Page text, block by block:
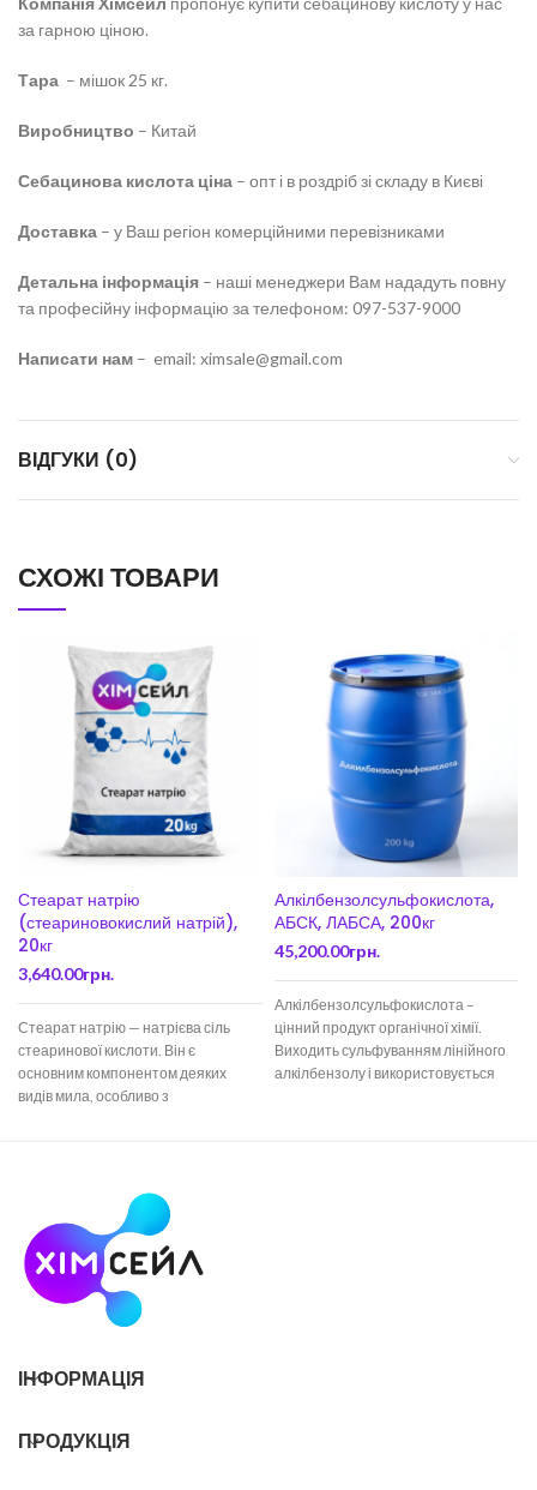
за гарною ціною.
Тара – мішок 25 кг.
Виробництво – Китай
Себацинова кислота ціна – опт і в роздріб зі складу в Києві
Доставка – у Ваш регіон комерційними перевізниками
Детальна інформація – наші менеджери Вам нададуть повну
та професійну інформацію за телефоном: 097-537-9000
Написати нам – email: ximsale@gmail.com
ВІДГУКИ (0)
СХОЖІ ТОВАРИ
Стеарат натрію
(стеариновокислий натрій),
20кг
3,640.00грн.
Стеарат натрію — натрієва сіль
стеаринової кислоти. Він є
основним компонентом деяких
видів мила, особливо з
Алкілбензолсульфокислота,
АБСК, ЛАБСА, 200кг
45,200.00грн.
Алкілбензолсульфокислота –
цінний продукт органічної хімії.
Виходить сульфуванням лінійного
алкілбензолу і використовується
ІНФОРМАЦІЯ
ПРОДУКЦІЯ